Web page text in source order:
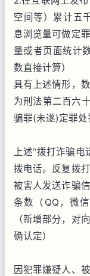
空间等）累计五
息浏览量可做定
量或者页面统计
数直接计算）
具有上述情形，
为刑法第二百六
骗罪(未遂)定罪处
上述“拨打诈骗电
拨电话。反复拨
被害人发送诈骗
条数（QQ，微
（新增部分，对
确认定）
因犯罪嫌疑人、